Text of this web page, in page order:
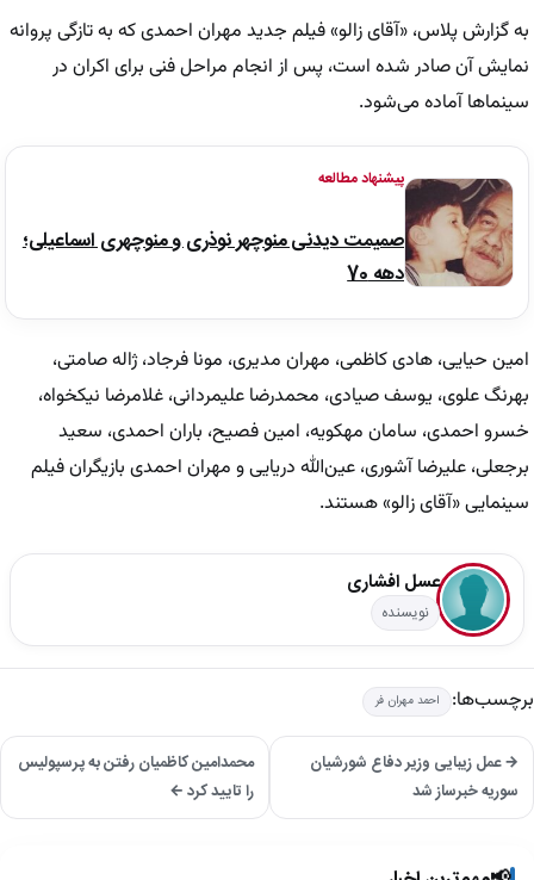
به گزارش پلاس، «آقای زالو» فیلم جدید مهران احمدی که به تازگی پروانه
نمایش آن صادر شده است، پس از انجام مراحل فنی برای اکران در
سینماها آماده می‌شود.
پیشنهاد مطالعه
صمیمت دیدنی منوچهر نوذری و منوچهری اسماعیلی؛
دهه 70
امین حیایی، هادی کاظمی، مهران مدیری، مونا فرجاد، ژاله صامتی،
بهرنگ علوی، یوسف صیادی، محمدرضا علیمردانی، غلامرضا نیکخواه،
خسرو احمدی، سامان مهکویه، امین فصیح، باران احمدی، سعید
برجعلی، علیرضا آشوری، عین‌الله دریایی و مهران احمدی بازیگران فیلم
سینمایی «آقای زالو» هستند.
عسل افشاری
نویسنده
برچسب‌ها: احمد مهران فر
→ عمل زیبایی وزیر دفاع شورشیان
سوریه خبرساز شد
محمدامین کاظمیان رفتن به پرسپولیس
را تایید کرد ←